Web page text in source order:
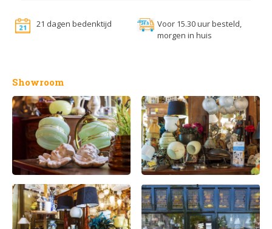
21 dagen bedenktijd
Voor 15.30 uur besteld,
morgen in huis
Showroom